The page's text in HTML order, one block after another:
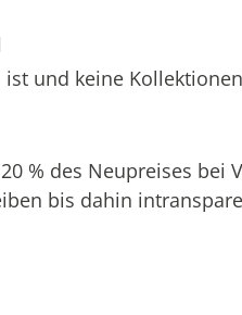
und keine
% des Neupreises
bis dahin